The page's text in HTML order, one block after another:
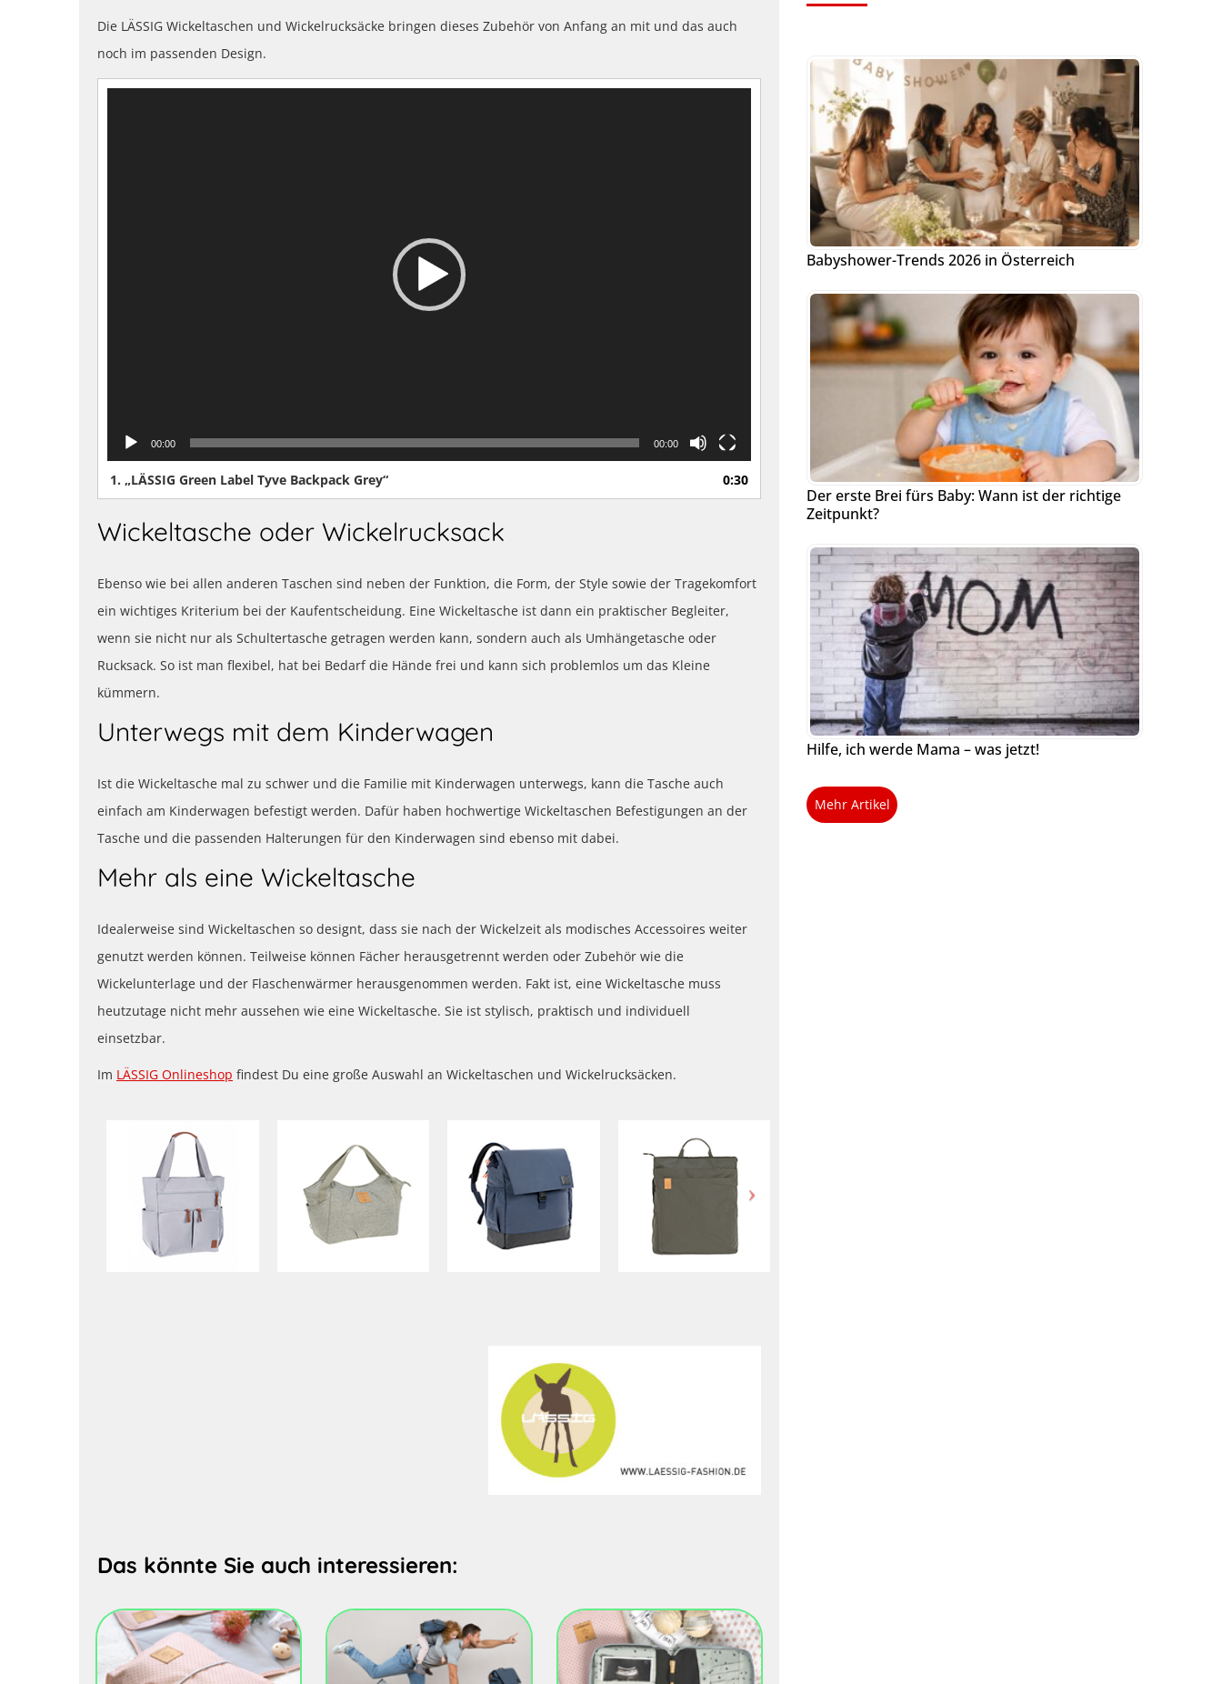
Die LÄSSIG Wickeltaschen und Wickelrucksäcke bringen dieses Zubehör von Anfang an mit und das auch
noch im passenden Design.
00:00 00:00
1. „LÄSSIG Green Label Tyve Backpack Grey“ 0:30
Wickeltasche oder Wickelrucksack
Ebenso wie bei allen anderen Taschen sind neben der Funktion, die Form, der Style sowie der Tragekomfort
ein wichtiges Kriterium bei der Kaufentscheidung. Eine Wickeltasche ist dann ein praktischer Begleiter,
wenn sie nicht nur als Schultertasche getragen werden kann, sondern auch als Umhängetasche oder
Rucksack. So ist man flexibel, hat bei Bedarf die Hände frei und kann sich problemlos um das Kleine
kümmern.
Unterwegs mit dem Kinderwagen
Ist die Wickeltasche mal zu schwer und die Familie mit Kinderwagen unterwegs, kann die Tasche auch
einfach am Kinderwagen befestigt werden. Dafür haben hochwertige Wickeltaschen Befestigungen an der
Tasche und die passenden Halterungen für den Kinderwagen sind ebenso mit dabei.
Mehr als eine Wickeltasche
Idealerweise sind Wickeltaschen so designt, dass sie nach der Wickelzeit als modisches Accessoires weiter
genutzt werden können. Teilweise können Fächer herausgetrennt werden oder Zubehör wie die
Wickelunterlage und der Flaschenwärmer herausgenommen werden. Fakt ist, eine Wickeltasche muss
heutzutage nicht mehr aussehen wie eine Wickeltasche. Sie ist stylisch, praktisch und individuell
einsetzbar.
Im LÄSSIG Onlineshop findest Du eine große Auswahl an Wickeltaschen und Wickelrucksäcken.
Das könnte Sie auch interessieren:
Babyshower-Trends 2026 in Österreich
Der erste Brei fürs Baby: Wann ist der richtige
Zeitpunkt?
Hilfe, ich werde Mama – was jetzt!
Mehr Artikel